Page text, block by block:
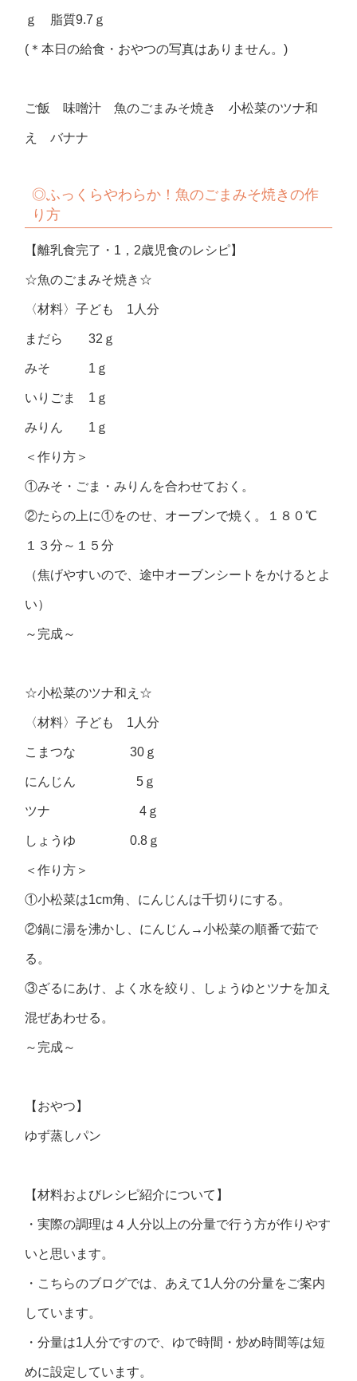
ｇ 脂質9.7ｇ
(＊本日の給食・おやつの写真はありません。)
ご飯 味噌汁 魚のごまみそ焼き 小松菜のツナ和
え バナナ
◎ふっくらやわらか！魚のごまみそ焼きの作
り方
【離乳食完了・1，2歳児食のレシピ】
☆魚のごまみそ焼き☆
〈材料〉子ども 1人分
まだら 32ｇ
みそ 1ｇ
いりごま 1ｇ
みりん 1ｇ
＜作り方＞
①みそ・ごま・みりんを合わせておく。
②たらの上に①をのせ、オーブンで焼く。１８０℃
１３分～１５分
（焦げやすいので、途中オーブンシートをかけるとよ
い）
～完成～
☆小松菜のツナ和え☆
〈材料〉子ども 1人分
こまつな 30ｇ
にんじん 5ｇ
ツナ 4ｇ
しょうゆ 0.8ｇ
＜作り方＞
①小松菜は1cm角、にんじんは千切りにする。
②鍋に湯を沸かし、にんじん→小松菜の順番で茹で
る。
③ざるにあけ、よく水を絞り、しょうゆとツナを加え
混ぜあわせる。
～完成～
【おやつ】
ゆず蒸しパン
【材料およびレシピ紹介について】
・実際の調理は４人分以上の分量で行う方が作りやす
いと思います。
・こちらのブログでは、あえて1人分の分量をご案内
しています。
・分量は1人分ですので、ゆで時間・炒め時間等は短
めに設定しています。